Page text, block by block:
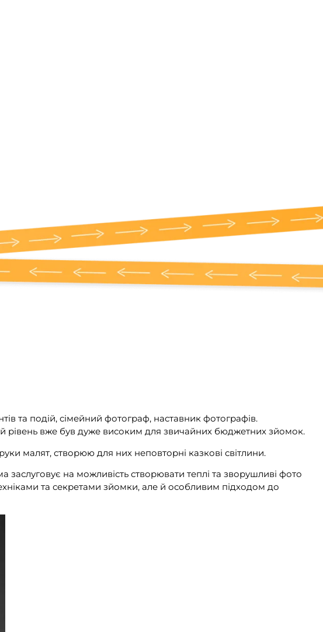
та подій, сімейний фотограф, наставник фотографів.
рівень вже був дуже високим для звичайних бюджетних зйомок.
малят, створюю для них неповторні казкові світлини.
на можливість створювати теплі та зворушливі фото
та секретами зйомки, але й особливим підходом до